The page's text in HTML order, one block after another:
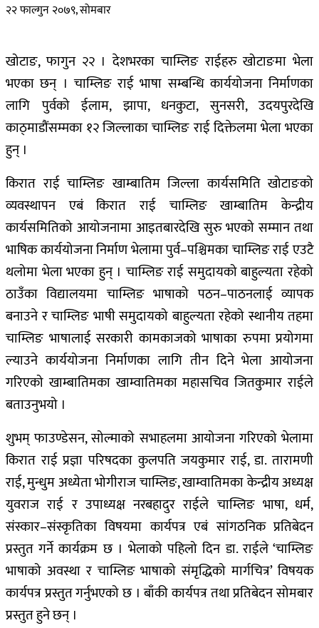
२२ फाल्गुन २०७९, सोमबार
खोटाङ, फागुन २२ । देशभरका चाम्लिङ राईहरु खोटाङमा भेला
भएका छन् । चाम्लिङ राई भाषा सम्बन्धि कार्ययोजना निर्माणका
लागि पुर्वको ईलाम, झापा, धनकुटा, सुनसरी, उदयपुरदेखि
काठ्माडौंसम्मका १२ जिल्लाका चाम्लिङ राई दिक्तेलमा भेला भएका
हुन् ।
किरात राई चाम्लिङ खाम्बातिम जिल्ला कार्यसमिति खोटाङको
व्यवस्थापन एबं किरात राई चाम्लिङ खाम्बातिम केन्द्रीय
कार्यसमितिको आयोजनामा आइतबारदेखि सुरु भएको सम्मान तथा
भाषिक कार्ययोजना निर्माण भेलामा पुर्व–पश्चिमका चाम्लिङ राई एउटै
थलोमा भेला भएका हुन् । चाम्लिङ राई समुदायको बाहुल्यता रहेको
ठाउँका विद्यालयमा चाम्लिङ भाषाको पठन–पाठनलाई व्यापक
बनाउने र चाम्लिङ भाषी समुदायको बाहुल्यता रहेको स्थानीय तहमा
चाम्लिङ भाषालाई सरकारी कामकाजको भाषाका रुपमा प्रयोगमा
ल्याउने कार्ययोजना निर्माणका लागि तीन दिने भेला आयोजना
गरिएको खाम्बातिमका खाम्वातिमका महासचिव जितकुमार राईले
बताउनुभयो ।
शुभम् फाउण्डेसन, सोल्माको सभाहलमा आयोजना गरिएको भेलामा
किरात राई प्रज्ञा परिषदका कुलपति जयकुमार राई, डा. तारामणी
राई, मुन्धुम अध्येता भोगीराज चाम्लिङ, खाम्वातिमका केन्द्रीय अध्यक्ष
युवराज राई र उपाध्यक्ष नरबहादुर राईले चाम्लिङ भाषा, धर्म,
संस्कार–संस्कृतिका विषयमा कार्यपत्र एबं सांगठनिक प्रतिबेदन
प्रस्तुत गर्ने कार्यक्रम छ । भेलाको पहिलो दिन डा. राईले ‘चाम्लिङ
भाषाको अवस्था र चाम्लिङ भाषाको संमृद्धिको मार्गचित्र’ विषयक
कार्यपत्र प्रस्तुत गर्नुभएको छ । बाँकी कार्यपत्र तथा प्रतिबेदन सोमबार
प्रस्तुत हुने छन् ।